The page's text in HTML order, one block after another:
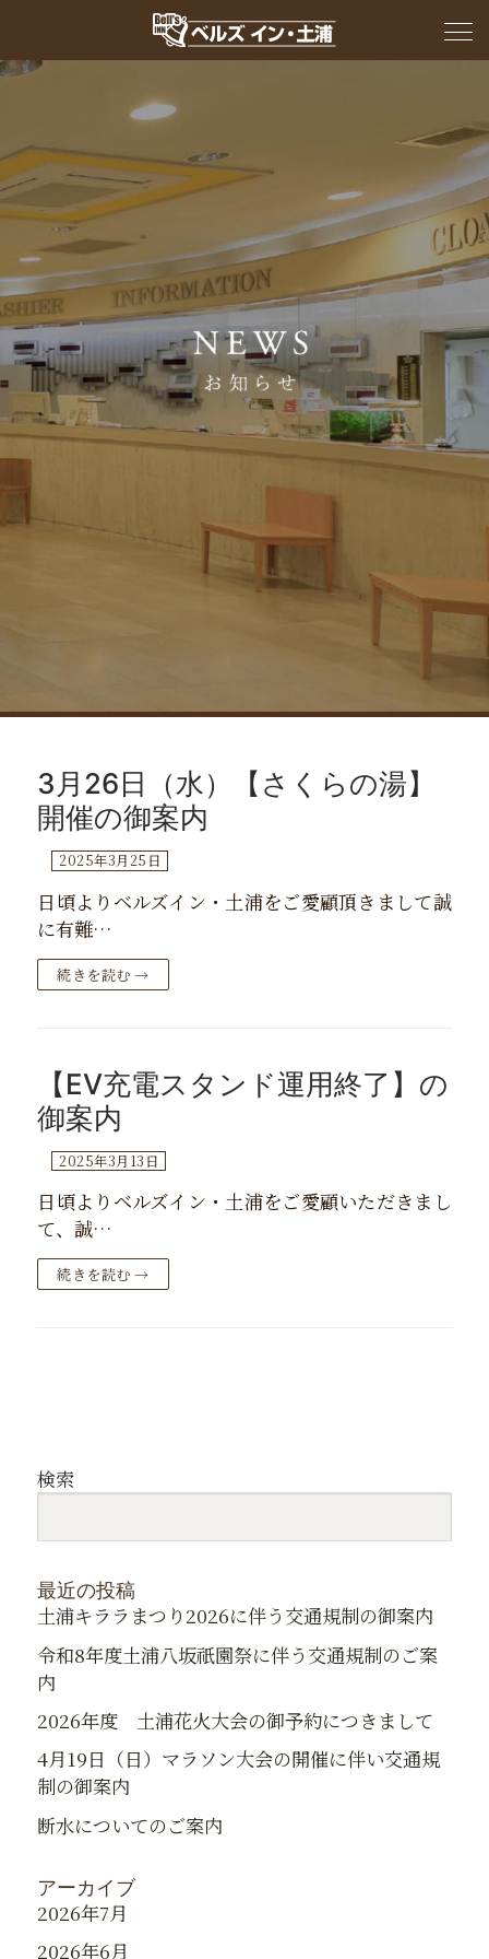
3月26日（水）【さくらの湯】
開催の御案内
2025年3月25日
日頃よりベルズイン・土浦をご愛顧頂きまして誠
に有難…
続きを読む →
【EV充電スタンド運用終了】の
御案内
2025年3月13日
日頃よりベルズイン・土浦をご愛顧いただきまし
て、誠…
続きを読む →
検索
最近の投稿
土浦キララまつり2026に伴う交通規制の御案内
令和8年度土浦八坂祇園祭に伴う交通規制のご案
内
2026年度 土浦花火大会の御予約につきまして
4月19日（日）マラソン大会の開催に伴い交通規
制の御案内
断水についてのご案内
アーカイブ
2026年7月
2026年6月